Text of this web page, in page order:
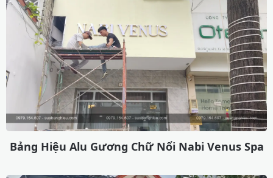
Bảng Hiệu Alu Gương Chữ Nổi Nabi Venus Spa